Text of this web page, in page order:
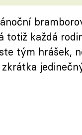
totiž každá
tým hrášek,